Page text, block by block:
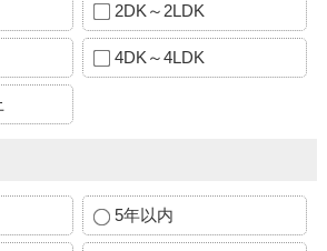
2DK～2LDK
4DK～4LDK
5年以内